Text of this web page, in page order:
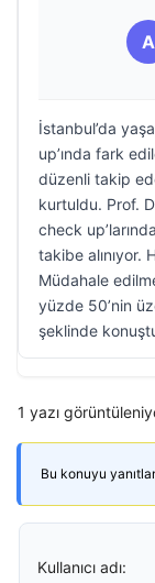
A
İstanbul’da
up’ında fark
düzenli takip
kurtuldu. Prof.
check
takibe alınıyor.
Müdahale
yüzde 50’nin
şeklinde
1 yazı
Bu konuyu
Kullanıcı adı: